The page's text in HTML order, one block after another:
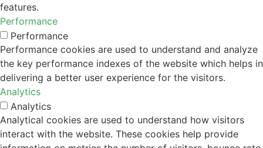
features.
Performance
Performance
Performance cookies are used to understand and analyze
the key performance indexes of the website which helps in
delivering a better user experience for the visitors.
Analytics
Analytics
Analytical cookies are used to understand how visitors
interact with the website. These cookies help provide